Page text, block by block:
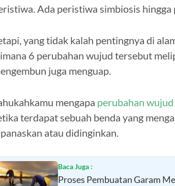
Ada peristiwa simbiosis
yang tidak kalah pentingnya di
6 perubahan wujud tersebut
juga menguap.
mengapa perubahan wujud
terdapat sebuah benda yang
atau didinginkan.
Baca Juga :
Proses Pembuatan Garam